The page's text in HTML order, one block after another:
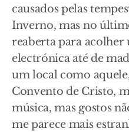
causados pelas
Inverno, mas no
reaberta para acolher
electrónica até de
um local como
Convento de Cristo,
música, mas gostos
me parece mais